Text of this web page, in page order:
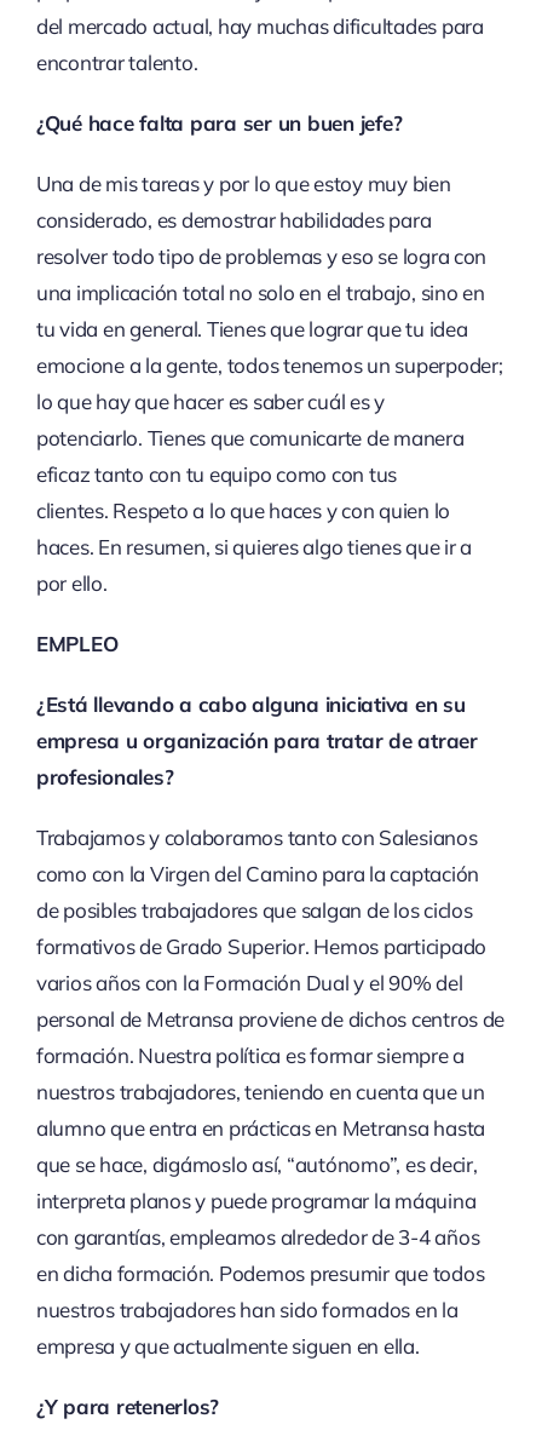
del mercado actual, hay muchas dificultades para
encontrar talento.
¿Qué hace falta para ser un buen jefe?
Una de mis tareas y por lo que estoy muy bien
considerado, es demostrar habilidades para
resolver todo tipo de problemas y eso se logra con
una implicación total no solo en el trabajo, sino en
tu vida en general. Tienes que lograr que tu idea
emocione a la gente, todos tenemos un superpoder;
lo que hay que hacer es saber cuál es y
potenciarlo. Tienes que comunicarte de manera
eficaz tanto con tu equipo como con tus
clientes. Respeto a lo que haces y con quien lo
haces. En resumen, si quieres algo tienes que ir a
por ello.
EMPLEO
¿Está llevando a cabo alguna iniciativa en su
empresa u organización para tratar de atraer
profesionales?
Trabajamos y colaboramos tanto con Salesianos
como con la Virgen del Camino para la captación
de posibles trabajadores que salgan de los ciclos
formativos de Grado Superior. Hemos participado
varios años con la Formación Dual y el 90% del
personal de Metransa proviene de dichos centros de
formación. Nuestra política es formar siempre a
nuestros trabajadores, teniendo en cuenta que un
alumno que entra en prácticas en Metransa hasta
que se hace, digámoslo así, “autónomo”, es decir,
interpreta planos y puede programar la máquina
con garantías, empleamos alrededor de 3-4 años
en dicha formación. Podemos presumir que todos
nuestros trabajadores han sido formados en la
empresa y que actualmente siguen en ella.
¿Y para retenerlos?